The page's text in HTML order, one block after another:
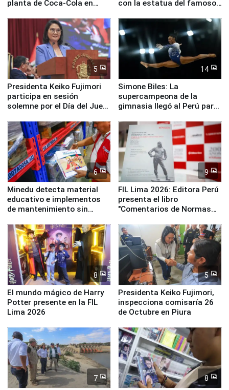
planta de Coca-Cola en
con la estatua del famoso
5
Presidenta Keiko Fujimori
participa en sesión
solemne por el Día del Juez
14
Simone Biles: La
supercampeona de la
gimnasia llegó al Perú para
Panamericanos Lima 2027
6
Minedu detecta material
educativo e implementos
de mantenimiento sin
la UGEL 2
9
FIL Lima 2026: Editora Perú
presenta el libro
"Comentarios de Normas
Derecho Colectivo"
8
El mundo mágico de Harry
Potter presente en la FIL
Lima 2026
5
Presidenta Keiko Fujimori,
inspecciona comisaría 26
de Octubre en Piura
7 8